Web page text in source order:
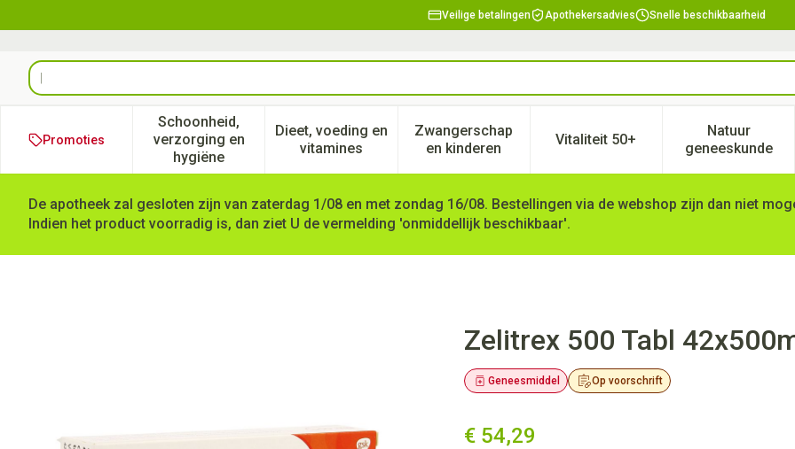
Veilige betalingen Apothekersadvies Snelle beschikbaarheid
Product, merk, categorie...
Promoties
Schoonheid,
verzorging en
hygiëne
Toon submenu voor Schoonheid, verzorging en hygiëne categorie
Dieet, voeding en
vitaminesToon submenu voor Dieet, voeding en vitamines categorie
Zwangerschap
en kinderenToon submenu voor Zwangerschap en kinderen
Vitaliteit 50+Toon submenu voor Vitaliteit
Natuur
geneeskunde
Toon
De apotheek zal gesloten zijn van zaterdag 1/08 en met zondag 16/08. Bestellingen via de webshop zijn dan niet
Indien het product voorradig is, dan ziet U de vermelding 'onmiddellijk beschikbaar'.
Zelitrex 500 Tabl
Op voorschrift
Geneesmiddel
€ 54,29